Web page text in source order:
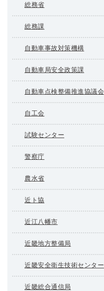
総務省
総務課
自動車事故対策機構
自動車局安全政策課
自動車点検整備推進協議会
自工会
試験センター
警察庁
農水省
近ト協
近江八幡市
近畿地方整備局
近畿安全衛生技術センター
近畿総合通信局